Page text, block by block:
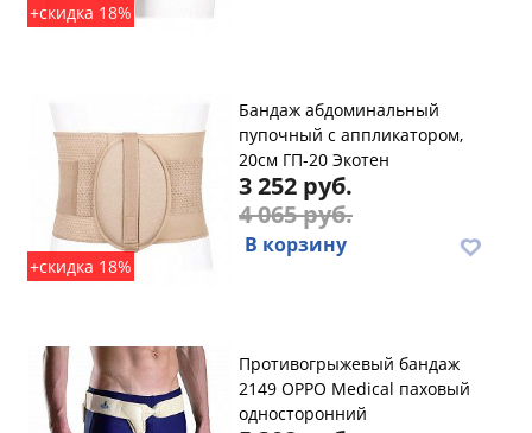
+скидка 18%
+скидка 18%
Бандаж абдоминальный
пупочный с аппликатором,
20см ГП-20 Экотен
3 252 руб.
4 065 руб.
В корзину
Противогрыжевый бандаж
2149 OPPO Medical паховый
односторонний